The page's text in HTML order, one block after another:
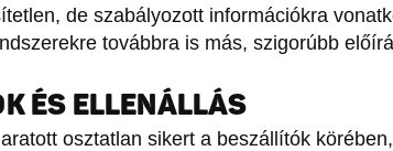
de szabályozott információkra
továbbra is más, szigorúbb
ÉS ELLENÁLLÁS
osztatlan sikert a beszállítók